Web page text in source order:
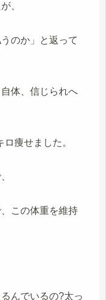
、
のか」と返って
体、信じられへ
痩せました。
この体重を維持
んでいるの?太っ